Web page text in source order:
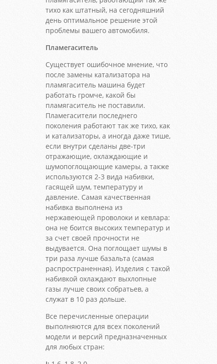
тихо как штатный, на сегодняшний
день оптимальное решение этой
проблемы вашего автомобиля.
Пламегаситель
Существует ошибочное мнение, что
после замены катализатора на
пламягаситель машина будет
работать громче, какой бы
пламягаситель не поставили.
Пламегасители последнего
поколения работают так же тихо, как
и катализаторы, а иногда даже тише,
если внутри сделаны две-три
отражающие, охлаждающие и
шумопоглощающие камеры, а также
используются 2-3 вида набивки,
гасящей шум, температуру и
давление. Самая качественная
набивка выполнена из
нержавеющей проволоки и кевлара:
она не боится высоких температур и
за счет своей прочности не
выдувается. Она поглощает шумы в
три раза лучше базальта (самая
распространенная). Изделия с такой
набивкой охлаждают выхлопные
газы лучше своих собратьев, а
служат в 10 раз дольше.
Все перечисленные операции
выполняются для всех поколений
модели и версий предназначенных
для любых стран: